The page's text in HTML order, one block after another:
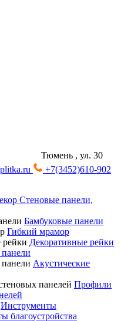
Тюмень , ул. 30
+7(3452)610-902
Стеновые панели,
Бамбуковые панели
Гибкий мрамор
Декоративные рейки
Акустические
Профили
Инструменты